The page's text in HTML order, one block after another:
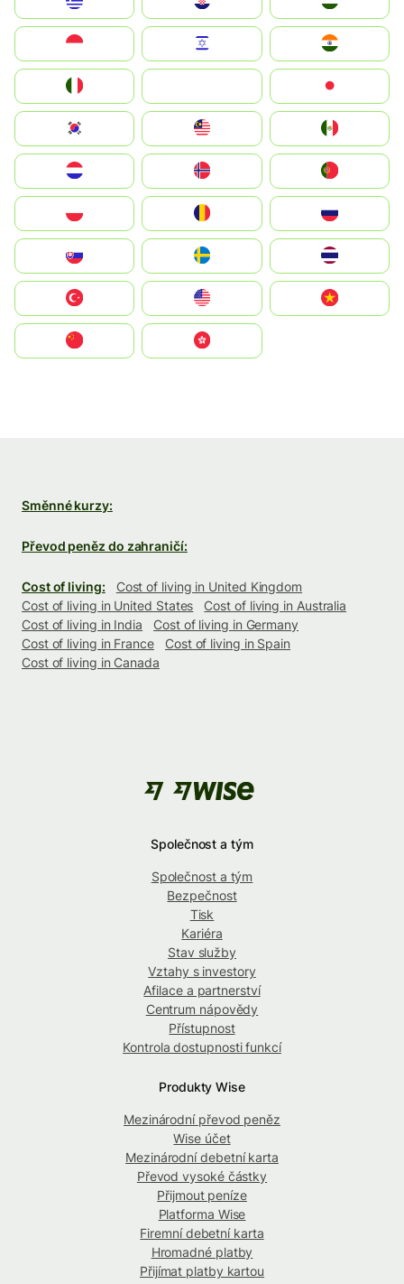
South Korea
United States
中國香港特別行政區
Směnné kurzy:
Převod peněz do zahraničí:
Cost of living:
Cost of living in United Kingdom
Cost of living in United States
Cost of living in Australia
Cost of living in India
Cost of living in Germany
Cost of living in France
Cost of living in Spain
Cost of living in Canada
Společnost a tým
Společnost a tým
Bezpečnost
Tisk
Kariéra
Stav služby
Vztahy s investory
Afilace a partnerství
Centrum nápovědy
Přístupnost
Kontrola dostupnosti funkcí
Produkty Wise
Mezinárodní převod peněz
Wise účet
Mezinárodní debetní karta
Převod vysoké částky
Přijmout peníze
Platforma Wise
Firemní debetní karta
Hromadné platby
Přijímat platby kartou